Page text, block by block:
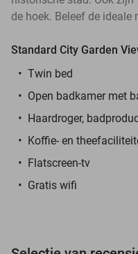
de hoek. Beleef de
Standard City Garden
Twin bed
Open badkamer met
Haardroger,
Koffie- en
Flatscreen-tv
Gratis wifi